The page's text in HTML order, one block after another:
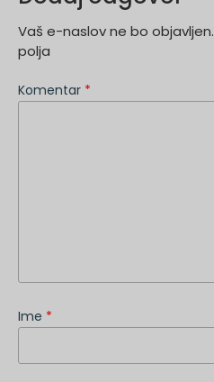
Vaš e-naslov ne bo objavljen.
polja
Komentar *
Ime *